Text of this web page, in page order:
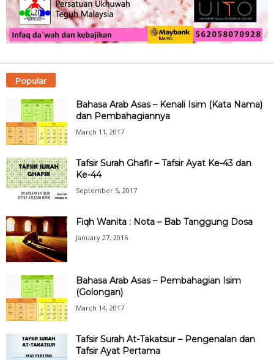
Popular
Bahasa Arab Asas – Kenali Isim (Kata Nama)
dan Pembahagiannya
March 11, 2017
Tafsir Surah Ghafir – Tafsir Ayat Ke-43 dan
Ke-44
September 5, 2017
Fiqh Wanita : Nota – Bab Tanggung Dosa
January 27, 2016
Bahasa Arab Asas – Pembahagian Isim
(Golongan)
March 14, 2017
Tafsir Surah At-Takatsur – Pengenalan dan
Tafsir Ayat Pertama